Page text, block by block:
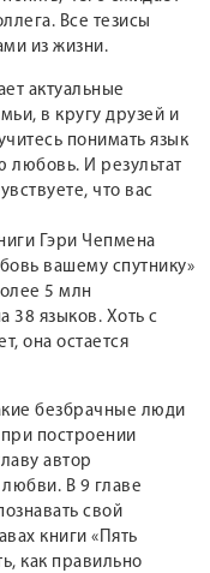
Все тезисы
из жизни.
актуальные
в кругу друзей и
понимать язык
любовь. И результат
что вас
Гэри Чепмена
вашему спутнику»
5 млн
38 языков. Хоть с
она остается
безбрачные люди
построении
автор
В 9 главе
свой
книги «Пять
как правильно